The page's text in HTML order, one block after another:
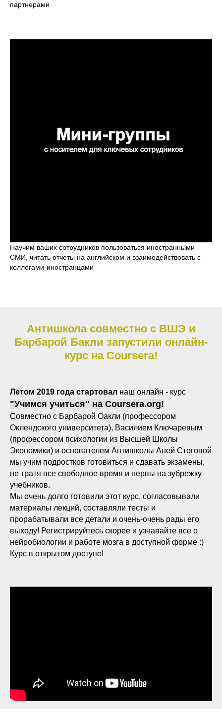
партнерами
Научим ваших сотрудников пользоваться иностранными
СМИ, читать отчеты на английском и взаимодействовать с
коллегами-иностранцами
Антишкола совместно с ВШЭ и
Барбарой Бакли запустили онлайн-
курс на Coursera!
Летом 2019 года стартовал наш онлайн - курс
"Учимся учиться" на Coursera.org!
Совместно с Барбарой Оакли (профессором
Оклендского университета), Василием Ключаревым
(профессором психологии из Высшей Школы
Экономики) и основателем Антишколы Аней Стоговой
мы учим подростков готовиться и сдавать экзамены,
не тратя все свободное время и нервы на зубрежку
учебников.
Мы очень долго готовили этот курс, согласовывали
материалы лекций, составляли тесты и
прорабатывали все детали и очень-очень рады его
выходу! Регистрируйтесь скорее и узнавайте все о
нейробиологии и работе мозга в доступной форме :)
Курс в открытом доступе!